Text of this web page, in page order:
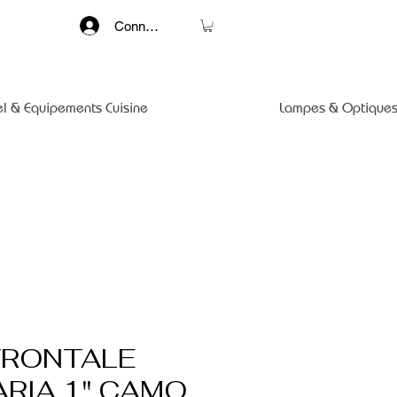
Connexion
& Equipements Cuisine Lampes &